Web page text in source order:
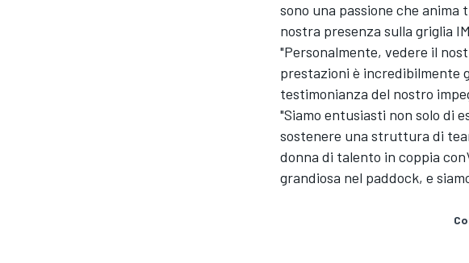
sono una passione che
nostra presenza sulla griglia
"Personalmente, vedere il
prestazioni è incredibilmente
testimonianza del nostro
"Siamo entusiasti non solo di
sostenere una struttura di
donna di talento in coppia
grandiosa nel paddock, e